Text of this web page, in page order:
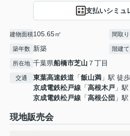
支払いシミュ
建物面積105.65㎡ 間取り
築年数 新築 階建て
所在地 千葉県船橋市芝山 ７丁目
交通 東葉高速鉄道 「飯山満 」駅 徒
京成電鉄松戸線 「高根木戸 」
京成電鉄松戸線 「高根公団 」
現地販売会